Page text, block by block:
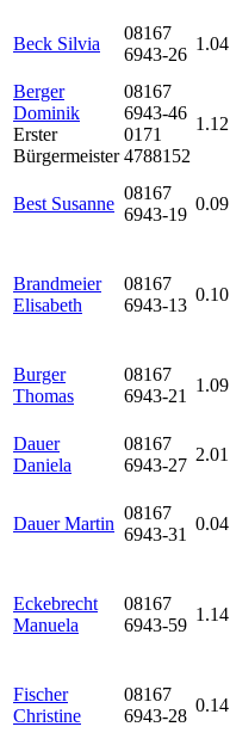
Beck Silvia
08167
6943-26
1.04
Berger
Dominik
Erster
Bürgermeister
08167
6943-46
0171
4788152
1.12
Best Susanne
08167
6943-19
0.09
Brandmeier
Elisabeth
08167
6943-13
0.10
Burger
Thomas
08167
6943-21
1.09
Dauer
Daniela
08167
6943-27
2.01
Dauer Martin
08167
6943-31
0.04
Eckebrecht
Manuela
08167
6943-59
1.14
Fischer
Christine
08167
6943-28
0.14